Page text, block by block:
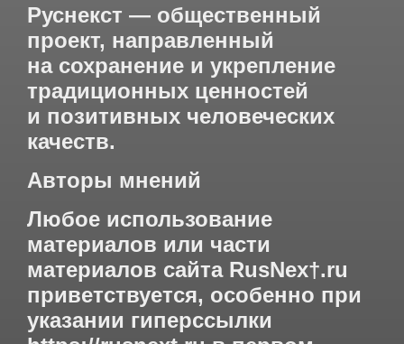
Руснекст — общественный
проект, направленный
на сохранение и укрепление
традиционных ценностей
и позитивных человеческих
качеств.
Авторы мнений
Любое использование
материалов или части
материалов сайта RusNex†.ru
приветствуется, особенно при
указании гиперссылки